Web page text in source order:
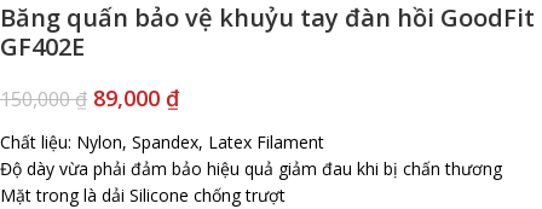
Băng quấn bảo vệ khuỷu tay đàn hồi GoodFit
GF402E
150,000₫ 89,000 ₫
Chất liệu: Nylon, Spandex, Latex Filament
Độ dày vừa phải đảm bảo hiệu quả giảm đau khi bị chấn thương
Mặt trong là dải Silicone chống trượt